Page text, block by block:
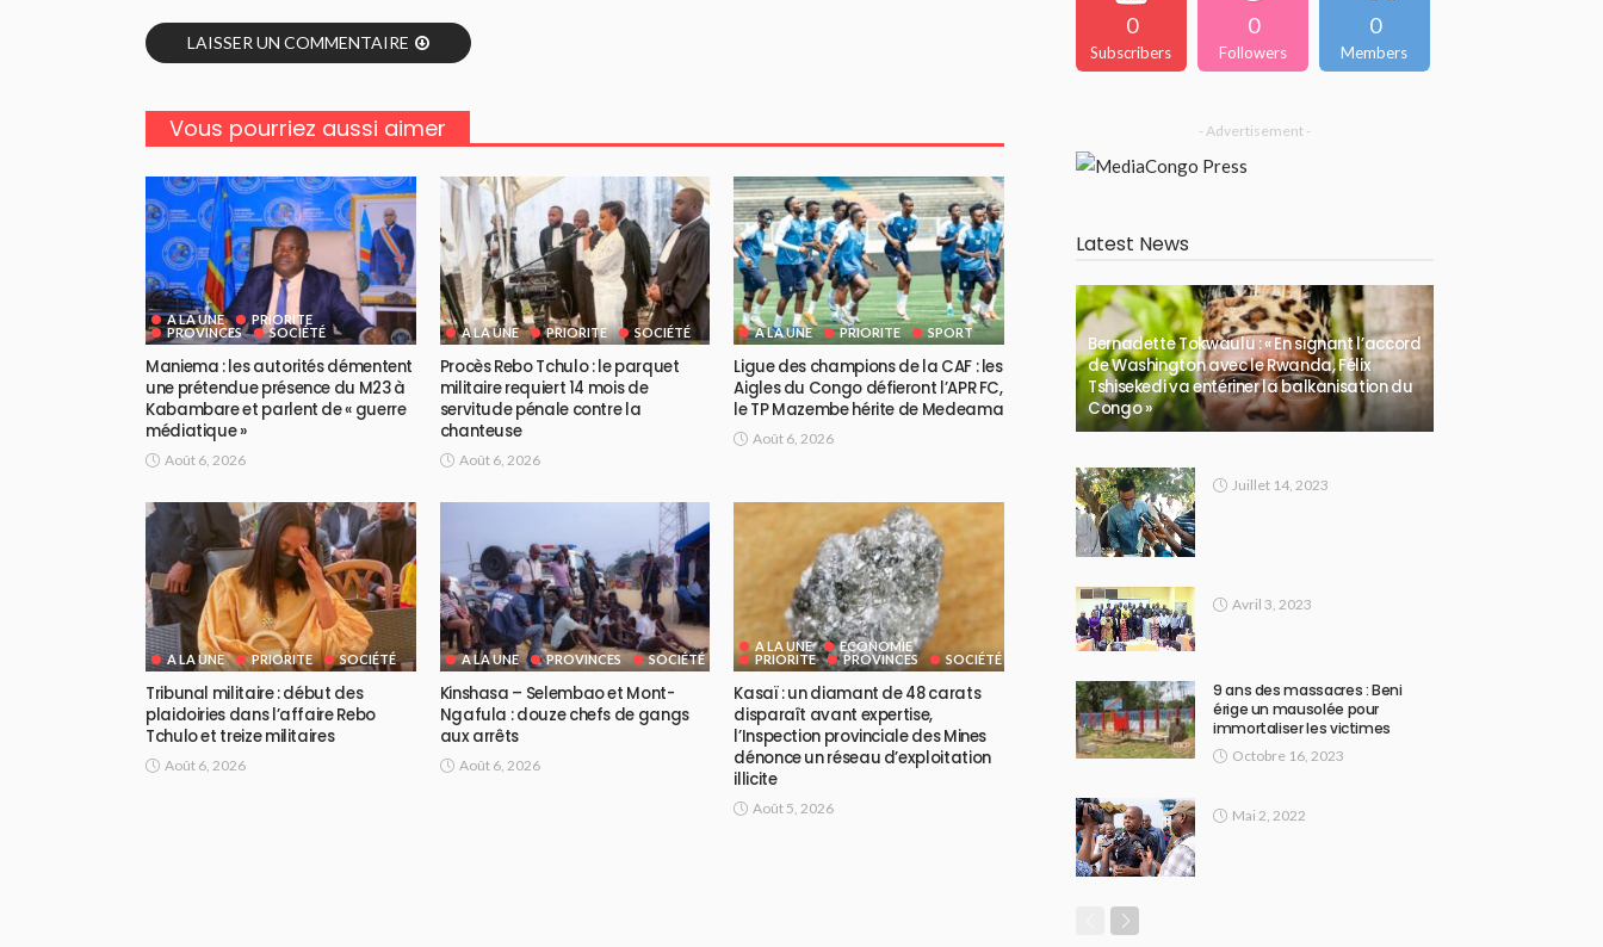
LAISSER UN COMMENTAIRE
Vous pourriez aussi aimer
A LA UNE
PRIORITE
PROVINCES
SOCIÉTÉ
Maniema : les autorités démentent
une prétendue présence du M23 à
Kabambare et parlent de « guerre
médiatique »
Août 6, 2026
A LA UNE PRIORITE SOCIÉTÉ
Procès Rebo Tchulo : le parquet
militaire requiert 14 mois de
servitude pénale contre la
chanteuse
Août 6, 2026
A LA UNE PRIORITE SPORT
Ligue des champions de la CAF : les
Aigles du Congo défieront l’APR FC,
le TP Mazembe hérite de Medeama
Août 6, 2026
A LA UNE PRIORITE SOCIÉTÉ
Tribunal militaire : début des
plaidoiries dans l’affaire Rebo
Tchulo et treize militaires
Août 6, 2026
A LA UNE PROVINCES SOCIÉTÉ
Kinshasa – Selembao et Mont-
Ngafula : douze chefs de gangs
aux arrêts
Août 6, 2026
A LA UNE
ECONOMIE
PRIORITE
PROVINCES SOCIÉTÉ
Kasaï : un diamant de 48 carats
disparaît avant expertise,
l’Inspection provinciale des Mines
dénonce un réseau d’exploitation
illicite
Août 5, 2026
0
Subscribers
0
Followers
0
Members
- Advertisement -
Latest News
Bernadette Tokwaulu : « En signant l’accord
de Washington avec le Rwanda, Félix
Tshisekedi va entériner la balkanisation du
Congo »
Juillet 14, 2023
Avril 3, 2023
9 ans des massacres : Beni
érige un mausolée pour
immortaliser les victimes
Octobre 16, 2023
Mai 2, 2022